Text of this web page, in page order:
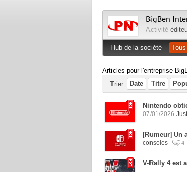
BigBen
Activité
Hub de la société
Articles pour l'entreprise
Trier
Date Titre
Nintendo
07/01/2026
[Rumeur] Un
consoles
4
V-Rally 4 est